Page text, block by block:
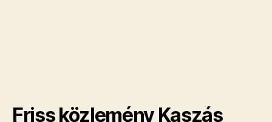
Friss közlemény Kaszás